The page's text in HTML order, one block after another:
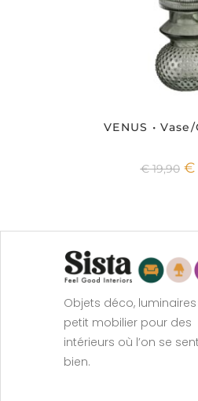
VENUS •
€19,90 €
Objets déco,
petit mobilier pour des
intérieurs où l’on se sent
bien.